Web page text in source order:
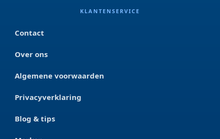
KLANTENSERVICE
Contact
Over ons
Algemene voorwaarden
Privacyverklaring
Blog & tips